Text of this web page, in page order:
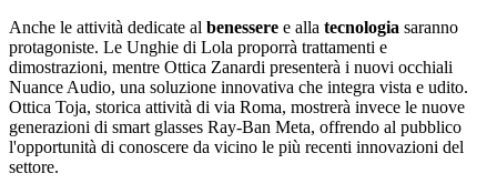
Anche le attività dedicate al benessere e alla tecnologia saranno
protagoniste. Le Unghie di Lola proporrà trattamenti e
dimostrazioni, mentre Ottica Zanardi presenterà i nuovi occhiali
Nuance Audio, una soluzione innovativa che integra vista e udito.
Ottica Toja, storica attività di via Roma, mostrerà invece le nuove
generazioni di smart glasses Ray-Ban Meta, offrendo al pubblico
l'opportunità di conoscere da vicino le più recenti innovazioni del
settore.